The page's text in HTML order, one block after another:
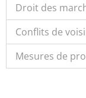
Droit des
Conflits de
Mesures de